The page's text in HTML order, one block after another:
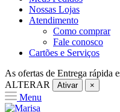
Nossas Lojas
Atendimento
Como comprar
Fale conosco
Cartões e Serviços
As ofertas de Entrega rápida
ALTERAR
Ativar ×
Menu